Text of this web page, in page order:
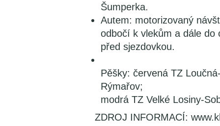
Šumperka.
Autem: motorizovaný
odbočí k vlekům a dále
před sjezdovkou.
Pěšky: červená TZ
Rýmařov;
modrá TZ Velké Losiny-
ZDROJ INFORMACÍ: